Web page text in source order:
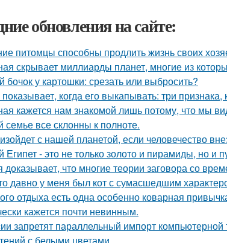
обновления на сайте:
питомцы способны продлить жизнь своих
скрывает миллиарды планет, многие из
бочок у картошки: срезать или выбросить?
когда его выкапывать: три
кажется нам знакомой лишь потому, что мы
все склонны к полноте.
с нашей планетой, если человечество
Египет - это не только золото и пирамиды, но и
доказывает, что многие теории заговора со
давно у меня был кот с сумасшедшим
отдыха есть одна особенно коварная
кажется почти невинным.
запретят параллельный импорт компьютерной